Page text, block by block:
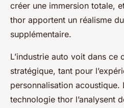
créer une immersion totale,
thor apportent un réalisme
supplémentaire.
L’industrie auto voit dans ce
stratégique, tant pour
personnalisation acoustique.
technologie thor l’analysent